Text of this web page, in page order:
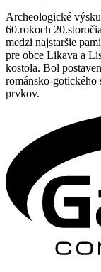
Archeologické
60.rokoch
medzi najstaršie
pre obce Likava a
kostola. Bol
románsko-gotického
prvkov.